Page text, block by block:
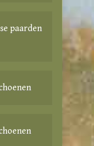
paarden